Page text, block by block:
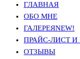
ГЛАВНАЯ
ОБО МНЕ
ГАЛЕРЕЯNEW!
ПРАЙС-ЛИСТ
ОТЗЫВЫ